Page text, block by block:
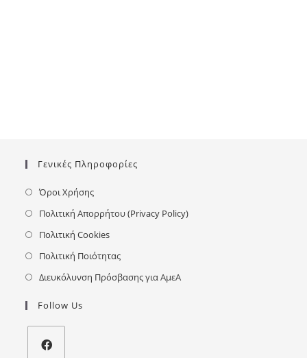
Γενικές Πληροφορίες
Όροι Χρήσης
Πολιτική Απορρήτου (Privacy Policy)
Πολιτική Cookies
Πολιτική Ποιότητας
Διευκόλυνση Πρόσβασης για ΑμεΑ
Follow Us